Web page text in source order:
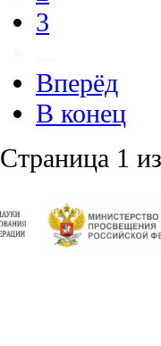
3
Вперёд
В конец
Страница 1